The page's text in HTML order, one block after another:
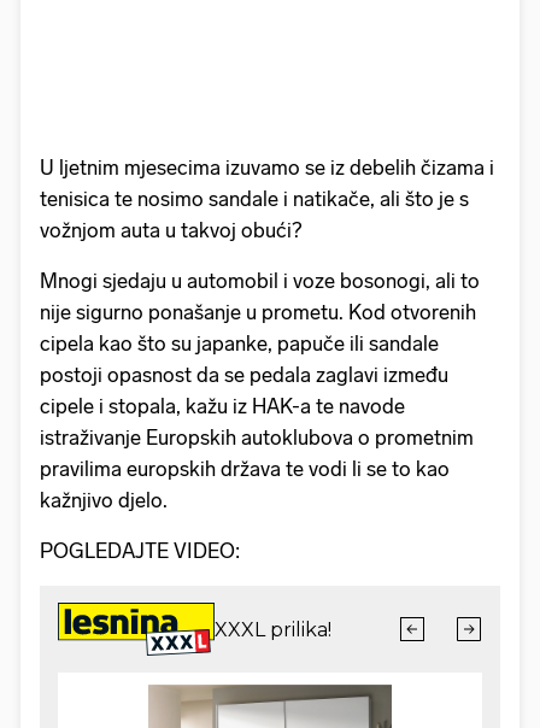
U ljetnim mjesecima izuvamo se iz debelih čizama i
tenisica te nosimo sandale i natikače, ali što je s
vožnjom auta u takvoj obući?
Mnogi sjedaju u automobil i voze bosonogi, ali to
nije sigurno ponašanje u prometu. Kod otvorenih
cipela kao što su japanke, papuče ili sandale
postoji opasnost da se pedala zaglavi između
cipele i stopala, kažu iz HAK-a te navode
istraživanje Europskih autoklubova o prometnim
pravilima europskih država te vodi li se to kao
kažnjivo djelo.
POGLEDAJTE VIDEO: